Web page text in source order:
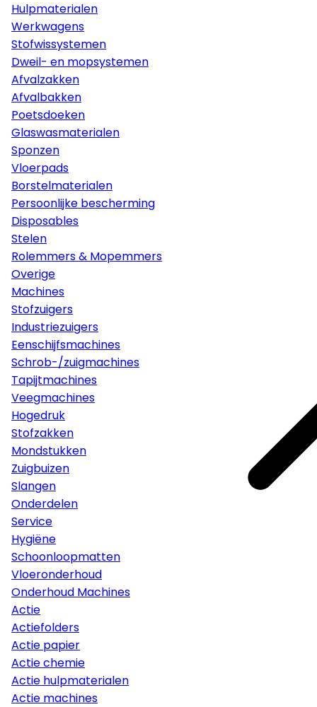
Hulpmaterialen
Werkwagens
Stofwissystemen
Dweil- en mopsystemen
Afvalzakken
Afvalbakken
Poetsdoeken
Glaswasmaterialen
Sponzen
Vloerpads
Borstelmaterialen
Persoonlijke bescherming
Disposables
Stelen
Rolemmers & Mopemmers
Overige
Machines
Stofzuigers
Industriezuigers
Eenschijfsmachines
Schrob-/zuigmachines
Tapijtmachines
Veegmachines
Hogedruk
Stofzakken
Mondstukken
Zuigbuizen
Slangen
Onderdelen
Service
Hygiëne
Schoonloopmatten
Vloeronderhoud
Onderhoud Machines
Actie
Actiefolders
Actie papier
Actie chemie
Actie hulpmaterialen
Actie machines